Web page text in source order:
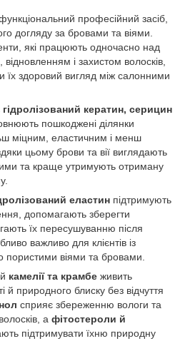
професійний засіб,
догляду за бровами та віями.
які працюють одночасно над
і захистом волосків,
їх здоровий вигляд між салонними
гідролізований кератин, серицин
пошкоджені ділянки
міцним, еластичним і менш
цьому брови та вії виглядають
та краще утримують отриману
еластин підтримують
допомагають зберегти
їх пересушуванню після
важливо для клієнтів із
віями та бровами.
камелії та крамбе живить
й природного блиску без відчуття
сприяє збереженню вологи та
а фітостероли й
підтримувати їхню природну